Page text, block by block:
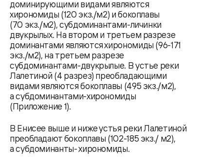
доминирующими видами являются
хирономиды (120 экз./м2) и бокоплавы
(70 экз./м2), субдоминантами-личинки
двукрылых. На втором и третьем разрезе
доминантами являются хирономиды (96-171
экз./м2), нa третьем разрезе
субдоминантами-двукрылые. В устье реки
Лалетиной (4 разрез) преобладающими
видами являются бокоплавы (495 экз./м2),
а субдоминантами-хирономиды
(Приложение 1).
В Енисее выше и ниже устья реки Лалетиной
преобладают бокоплавы (102-185 экз./ м2),
а субдоминанты- хирономиды.